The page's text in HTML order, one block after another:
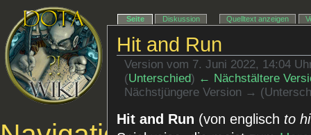
Hit and Run
Version vom 7. Juni 2022, 14:04
(Unterschied) ← Nächstältere
Nächstjüngere Version →
Hit and Run (von englisch to
Seite Diskussion Quelltext anzeigen